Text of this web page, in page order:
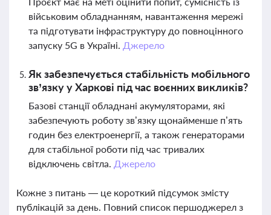
військовим обладнанням, навантаження мережі
та підготувати інфраструктуру до повноцінного
запуску 5G в Україні. Джерело
Як забезпечується стабільність мобільного
зв’язку у Харкові під час воєнних викликів?
Базові станції обладнані акумуляторами, які
забезпечують роботу зв’язку щонайменше п’ять
годин без електроенергії, а також генераторами
для стабільної роботи під час тривалих
відключень світла. Джерело
Кожне з питань — це короткий підсумок змісту
публікацій за день. Повний список першоджерел з